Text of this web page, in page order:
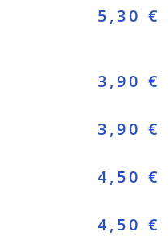
5,30 €
3,90 €
3,90 €
4,50 €
4,50 €